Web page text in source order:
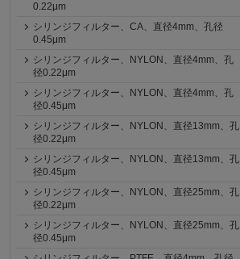
0.22μm
シリンジフィルター、CA、直径4mm、孔径
0.45μm
シリンジフィルター、NYLON、直径4mm、孔
径0.22μm
シリンジフィルター、NYLON、直径4mm、孔
径0.45μm
シリンジフィルター、NYLON、直径13mm、孔
径0.22μm
シリンジフィルター、NYLON、直径13mm、孔
径0.45μm
シリンジフィルター、NYLON、直径25mm、孔
径0.22μm
シリンジフィルター、NYLON、直径25mm、孔
径0.45μm